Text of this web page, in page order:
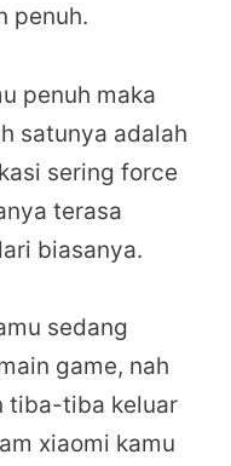
penuh.
penuh maka
satunya adalah
sering force
terasa
biasanya.
sedang
game, nah
tiba-tiba keluar
xiaomi kamu